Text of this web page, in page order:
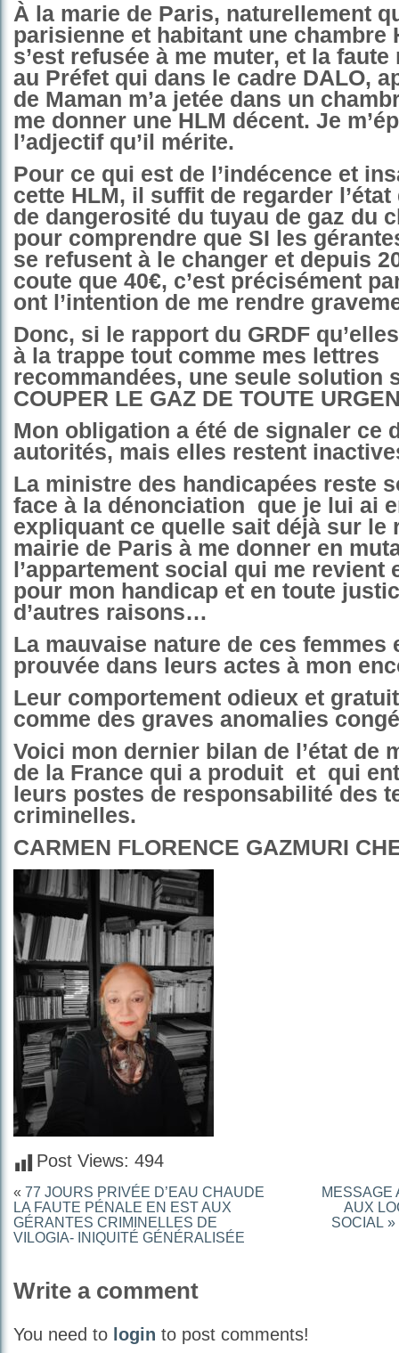
À la marie de Paris, naturellement
parisienne et habitant une chambre
s’est refusée à me muter, et la
au Préfet qui dans le cadre DALO,
de Maman m’a jetée dans un
me donner une HLM décent. Je
l’adjectif qu’il mérite.
Pour ce qui est de l’indécence et
cette HLM, il suffit de regarder
de dangerosité du tuyau de gaz du
pour comprendre que SI les
se refusent à le changer et depuis
coute que 40€, c’est précisément
ont l’intention de me rendre
Donc, si le rapport du GRDF
à la trappe tout comme mes lettres
recommandées, une seule solution
COUPER LE GAZ DE TOUTE
Mon obligation a été de signaler ce
autorités, mais elles restent
La ministre des handicapées reste
face à la dénonciation que je lui ai
expliquant ce quelle sait déjà sur le
mairie de Paris à me donner en
l’appartement social qui me revient
pour mon handicap et en toute
d’autres raisons…
La mauvaise nature de ces femmes
prouvée dans leurs actes à mon
Leur comportement odieux et
comme des graves anomalies
Voici mon dernier bilan de l’état de
de la France qui a produit et qui
leurs postes de responsabilité des
criminelles.
CARMEN FLORENCE GAZMURI
Post Views: 494
« 77 JOURS PRIVÉE D’EAU CHAUDE
LA FAUTE PÉNALE EN EST AUX
GÉRANTES CRIMINELLES DE
VILOGIA- INIQUITÉ GÉNÉRALISÉE
MESSAGE
AUX
SOCIAL
Write a comment
You need to login to post comments!